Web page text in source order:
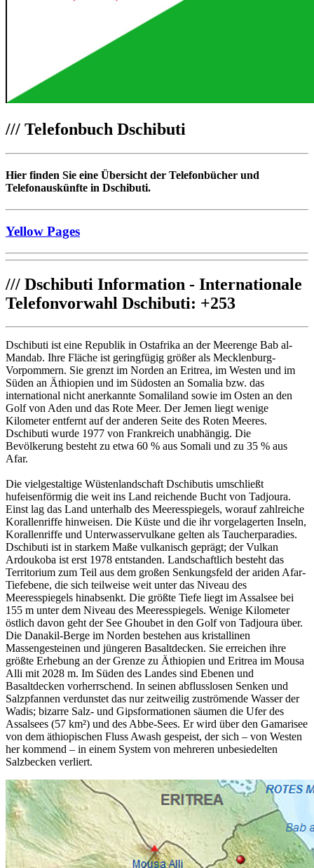
/// Telefonbuch Dschibuti
Hier finden Sie eine Übersicht der Telefonbücher und
Telefonauskünfte in Dschibuti.
Yellow Pages
/// Dschibuti Information - Internationale
Telefonvorwahl Dschibuti: +253
Dschibuti ist eine Republik in Ostafrika an der Meerenge Bab al-
Mandab. Ihre Fläche ist geringfügig größer als Mecklenburg-
Vorpommern. Sie grenzt im Norden an Eritrea, im Westen und im
Süden an Äthiopien und im Südosten an Somalia bzw. das
international nicht anerkannte Somaliland sowie im Osten an den
Golf von Aden und das Rote Meer. Der Jemen liegt wenige
Kilometer entfernt auf der anderen Seite des Roten Meeres.
Dschibuti wurde 1977 von Frankreich unabhängig. Die
Bevölkerung besteht zu etwa 60 % aus Somali und zu 35 % aus
Afar.
Die vielgestaltige Wüstenlandschaft Dschibutis umschließt
hufeisenförmig die weit ins Land reichende Bucht von Tadjoura.
Einst lag das Land unterhalb des Meeresspiegels, worauf zahlreiche
Korallenriffe hinweisen. Die Küste und die ihr vorgelagerten Inseln,
Korallenriffe und Unterwasservulkane gelten als Taucherparadies.
Dschibuti ist in starkem Maße vulkanisch geprägt; der Vulkan
Ardoukoba ist erst 1978 entstanden. Landschaftlich besteht das
Territorium zum Teil aus dem großen Senkungsfeld der ariden Afar-
Tiefebene, die sich teilweise weit unter das Niveau des
Meeresspiegels hinabsenkt. Die größte Tiefe liegt im Assalsee bei
155 m unter dem Niveau des Meeresspiegels. Wenige Kilometer
östlich davon geht der See Ghoubet in den Golf von Tadjoura über.
Die Danakil-Berge im Norden bestehen aus kristallinen
Massengesteinen und jüngeren Basaltdecken. Sie erreichen ihre
größte Erhebung an der Grenze zu Äthiopien und Eritrea im Mousa
Alli mit 2028 m. Im Süden des Landes sind Ebenen und
Basaltdecken vorherrschend. In seinen abflusslosen Senken und
Salzpfannen verdunstet das nur zeitweilig zuströmende Wasser der
Wadis; bizarre Salz- und Gipsformationen säumen die Ufer des
Assalsees (57 km²) und des Abbe-Sees. Er wird über den Gamarisee
von dem äthiopischen Fluss Awash gespeist, der sich – von Westen
her kommend – in einem System von mehreren unbesiedelten
Salzbecken verliert.